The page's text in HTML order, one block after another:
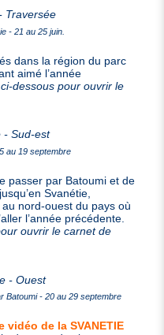
Traversée
- 21 au 25 juin.
dans la région du parc
aimé l’année
dessous pour ouvrir le
- Sud-est
au 19 septembre
passer par Batoumi et de
Svanétie,
nord-ouest du pays où
l’année précédente.
ouvrir le carnet de
- Ouest
Batoumi - 20 au 29 septembre
vidéo de laSVANETIE